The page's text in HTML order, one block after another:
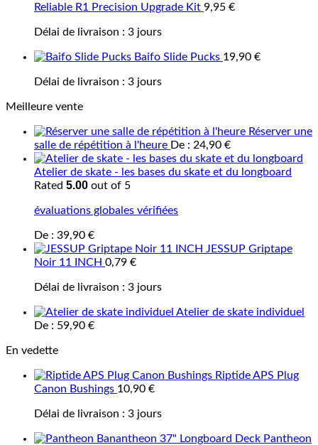
Reliable R1 Precision Upgrade Kit 9,95 €
Délai de livraison : 3 jours
Baifo Slide Pucks 19,90 €
Délai de livraison : 3 jours
Meilleure vente
Réserver une
salle de répétition à l'heure De : 24,90 €
Atelier de skate - les bases du skate et du longboard
Rated 5.00 out of 5
évaluations globales vérifiées
De : 39,90 €
JESSUP Griptape
Noir 11 INCH 0,79 €
Délai de livraison : 3 jours
Atelier de skate individuel
De : 59,90 €
En vedette
Riptide APS Plug
Canon Bushings 10,90 €
Délai de livraison : 3 jours
Pantheon